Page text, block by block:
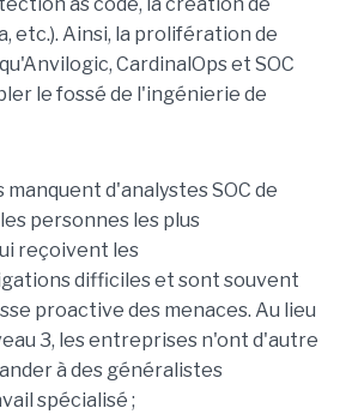
as code, la création de
etc.). Ainsi, la prolifération de
CardinalOps et SOC
le fossé de l'ingénierie de
manquent d'analystes SOC de
personnes les plus
reçoivent les
difficiles et sont souvent
proactive des menaces. Au lieu
3, les entreprises n'ont d'autre
à des généralistes
spécialisé ;